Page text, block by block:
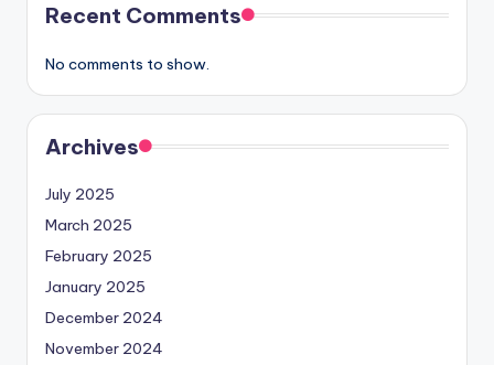
Recent Comments
No comments to show.
Archives
July 2025
March 2025
February 2025
January 2025
December 2024
November 2024